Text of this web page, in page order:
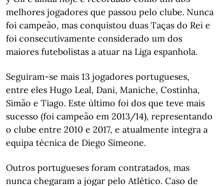
melhores jogadores que passou pelo clube. Nunca
foi campeão, mas conquistou duas Taças do Rei e
foi consecutivamente considerado um dos
maiores futebolistas a atuar na Liga espanhola.
Seguiram-se mais 13 jogadores portugueses,
entre eles Hugo Leal, Dani, Maniche, Costinha,
Simão e Tiago. Este último foi dos que teve mais
sucesso (foi campeão em 2013/14), representando
o clube entre 2010 e 2017, e atualmente integra a
equipa técnica de Diego Simeone.
Outros portugueses foram contratados, mas
nunca chegaram a jogar pelo Atlético. Caso de